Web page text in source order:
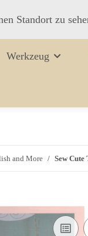
Standort zu
Werkzeug
and More Sew